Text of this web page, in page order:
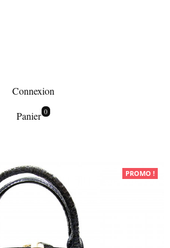
Connexion
Panier 0
Maroquinerie
Sacs à main
main arrondi en simili-cuir
façon crocodile bleu marine
PROMO !